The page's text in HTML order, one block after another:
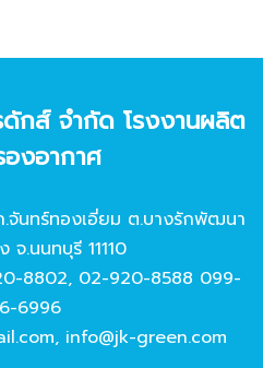
ดักส์ จํากัด โรงงานผลิต
งอากาศ
นทร์ทองเอี่ยม ต.บางรักพัฒนา
จ.นนทบุรี 11110
8802, 02-920-8588 099-
6996
, info@jk-green.com